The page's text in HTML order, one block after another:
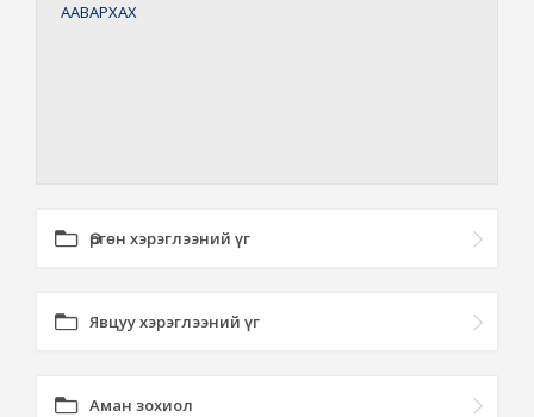
ААВАРХАХ
Өргөн хэрэглээний үг
Явцуу хэрэглээний үг
Аман зохиол